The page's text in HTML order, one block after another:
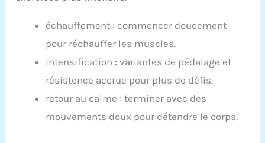
échauffement : commencer doucement
pour réchauffer les muscles.
intensification : variantes de pédalage et
résistence accrue pour plus de défis.
retour au calme : terminer avec des
mouvements doux pour détendre le corps.